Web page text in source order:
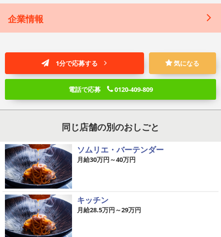
企業情報
1分で応募する 気になる
電話で応募 0120-409-809
同じ店舗の別のおしごと
ソムリエ・バーテンダー
月給30万円～40万円
キッチン
月給28.5万円～29万円